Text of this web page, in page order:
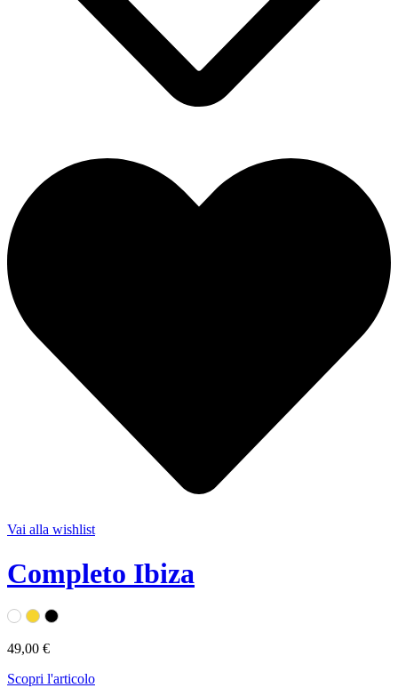
Vai alla wishlist
Completo Ibiza
49,00 €
Scopri l'articolo